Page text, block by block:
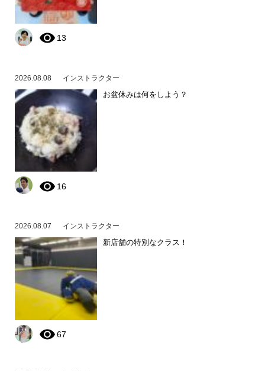
13
2026.08.08 インストラクター
お盆休みは何をしよう？
16
2026.08.07 インストラクター
新店舗の特別なクラス！
67